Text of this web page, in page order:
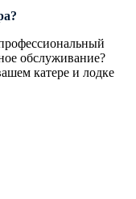
обслуживание?
катере и лодке